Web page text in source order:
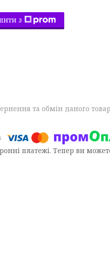
з
та обмін даного
платежі. Тепер ви